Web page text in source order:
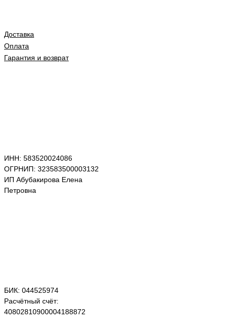
Доставка
Оплата
Гарантия и возврат
ИНН: 583520024086
ОГРНИП: 323583500003132
ИП Абубакирова Елена
Петровна
БИК: 044525974
Расчётный счёт:
40802810900004188872